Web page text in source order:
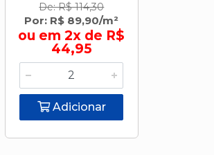
De: R$ 114,30
Por: R$ 89,90/m²
ou em 2x de R$
44,95
Adicionar